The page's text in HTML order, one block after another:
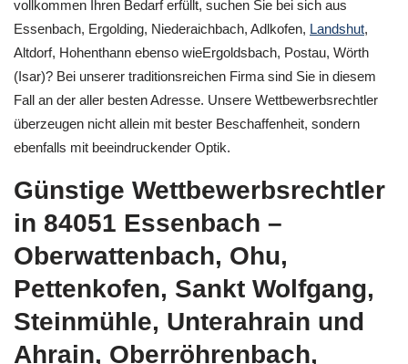
vollkommen Ihren Bedarf erfüllt, suchen Sie bei sich aus
Essenbach, Ergolding, Niederaichbach, Adlkofen, Landshut,
Altdorf, Hohenthann ebenso wieErgoldsbach, Postau, Wörth
(Isar)? Bei unserer traditionsreichen Firma sind Sie in diesem
Fall an der aller besten Adresse. Unsere Wettbewerbsrechtler
überzeugen nicht allein mit bester Beschaffenheit, sondern
ebenfalls mit beeindruckender Optik.
Günstige Wettbewerbsrechtler
in 84051 Essenbach –
Oberwattenbach, Ohu,
Pettenkofen, Sankt Wolfgang,
Steinmühle, Unterahrain und
Ahrain, Oberröhrenbach,